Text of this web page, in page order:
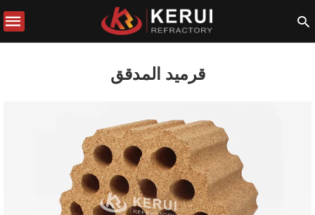
قرميد المدقق